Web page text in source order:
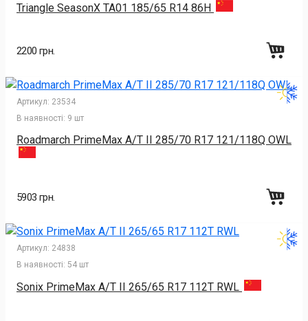
Triangle SeasonX TA01 185/65 R14 86H
2200 грн.
Артикул: 23534
В наявності: 9 шт
Roadmarch PrimeMax A/T II 285/70 R17 121/118Q OWL
5903 грн.
Артикул: 24838
В наявності: 54 шт
Sonix PrimeMax A/T II 265/65 R17 112T RWL